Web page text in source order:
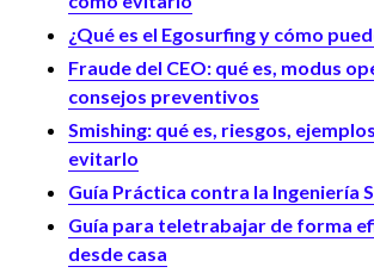
¿Qué es el Egosurfing y cómo
Fraude del CEO: qué es, modus
consejos preventivos
Smishing: qué es, riesgos,
evitarlo
Guía Práctica contra la Ingeniería
Guía para teletrabajar de forma
desde casa